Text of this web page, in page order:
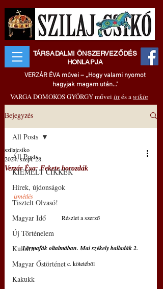
TÁRSADALMI ÖNSZERVEZŐDÉS
HONLAPJA
VERZÁR ÉVA művei – „Hogy valami nyomot
hagyjak magam után..."
VARGA DOMOKOS GYÖRGY művei ittés awikin
Bejegyzés
All Posts
KIEMELT CIKKEK
Hírek, újdonságok
Tisztelt Olvasó!
Magyar Idő
Új Történelem
Kultúra
Magyar Őstörténet
Kakukk
All Posts
Verzár Éva: Fekete borozdák
szilajcsiko
2024. szept. 28.
ismétlés
Részlet a szerző
Lármafák oltalmában. Mai székely balladák 2.
c. kötetéből